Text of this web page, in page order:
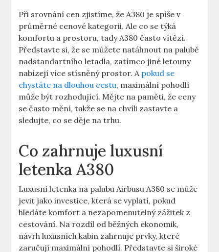
Při srovnání cen zjistíme, ‌že ​A380 je ⁢spíše v
průměrné cenové kategorii. Ale co se týká
komfortu a prostoru, tady A380 často vítězí.
Představte si, že se můžete natáhnout​ na palubě
nadstandartního letadla, ‍zatímco jiné letouny
nabízejí více stísněný prostor. A pokud se
chystáte na dlouhou cestu, maximální pohodlí
může ⁣být rozhodující. Mějte na⁣ paměti, že ceny
se často mění, takže se na chvíli zastavte a
sledujte, co se děje⁣ na trhu.
Co zahrnuje luxusní
letenka A380
Luxusní letenka ⁤na palubu Airbusu A380 se‍ může⁢
jevit jako investice, ‍která se ​vyplatí, pokud
hledáte ⁣komfort a nezapomenutelný zážitek z
⁤cestování. Na rozdíl od⁢ běžných⁢ ekonomik,
‌návrh luxusních kabin ⁤zahrnuje prvky, které
⁤zaručují maximální ⁣pohodlí. Představte si široké